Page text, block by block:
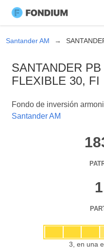
Santander AM
SANTANDER
FLEXIBLE 30, FI
Fondo de inversión
Santander AM
3, en una